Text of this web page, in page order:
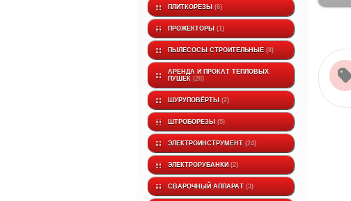
ПЛИТКОРЕЗЫ 6
ПРОЖЕКТОРЫ 1
ПЫЛЕСОСЫ СТРОИТЕЛЬНЫЕ 8
АРЕНДА И ПРОКАТ ТЕПЛОВЫХ
ПУШЕК 20
ШУРУПОВЁРТЫ 2
ШТРОБОРЕЗЫ 5
ЭЛЕКТРОИНСТРУМЕНТ 24
ЭЛЕКТРОРУБАНКИ 2
СВАРОЧНЫЙ АППАРАТ 3